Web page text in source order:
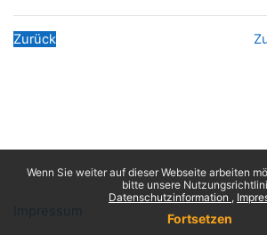
Wenn Sie weiter auf dieser Webseite arbeiten
bitte unsere
Datenschutzinformation
Fortsetzen
Zurück
Impressum